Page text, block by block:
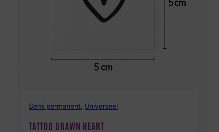
Semi permanent Universeel
TATTOO DRAWN HEART